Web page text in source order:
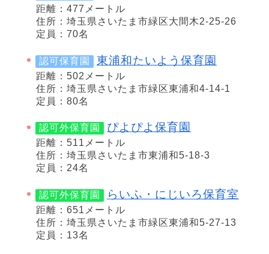
距離：477メートル
住所：埼玉県さいたま市緑区大間木2-25-26
定員：70名
認可保育園 東浦和たいよう保育園
距離：502メートル
住所：埼玉県さいたま市緑区東浦和4-14-1
定員：80名
認可外保育園 ぴよぴよ保育園
距離：511メートル
住所：埼玉県さいたま市東浦和5-18-3
定員：24名
認可外保育園 らいふ・にじいろ保育室
距離：651メートル
住所：埼玉県さいたま市緑区東浦和5-27-13
定員：13名